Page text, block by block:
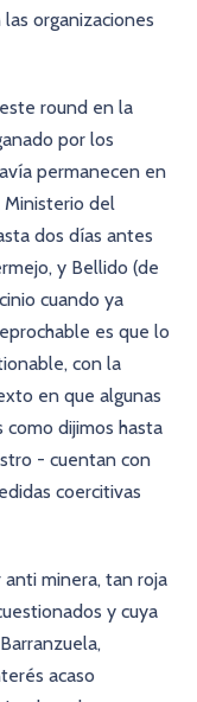
organizaciones
round en la
por los
permanecen en
del
dos días antes
y Bellido (de
cuando ya
es que lo
con la
en que algunas
dijimos hasta
- cuentan con
coercitivas
minera, tan roja
y cuya
acaso